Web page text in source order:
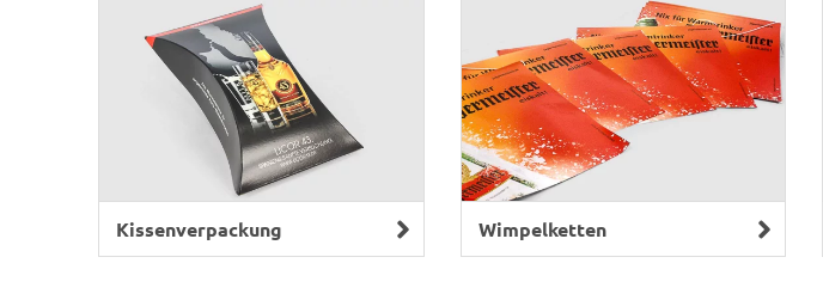
Kissenverpackung Wimpelketten